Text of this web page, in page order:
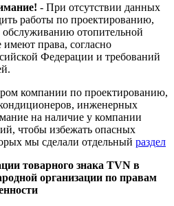
- При отсутствии данных
работы по проектированию,
отопительной
права, согласно
Федерации и требований
компании по проектированию,
инженерных
на наличие у компании
чтобы избежать опасных
мы сделали отдельный раздел
товарного знака TVN в
организации по правам